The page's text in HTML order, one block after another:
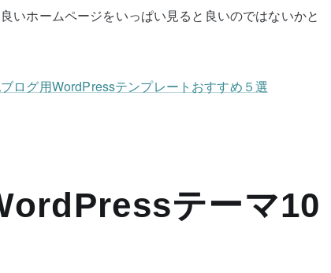
いホームページをいっぱい見ると良いのではないかと
ログ用WordPressテンプレートおすすめ５選
テーマ10